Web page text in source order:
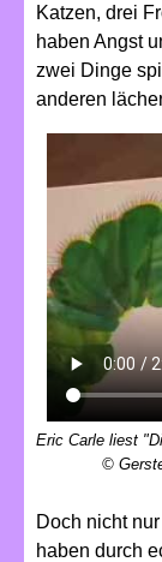
Katzen, drei
haben Angst
zwei Dinge
anderen
Eric Carle liest
©
Doch nicht
haben durch